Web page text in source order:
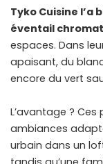
Tyko Cuisine l’a
éventail
espaces. Dans
apaisant, du
encore du vert
L’avantage ?
ambiances
urbain dans un